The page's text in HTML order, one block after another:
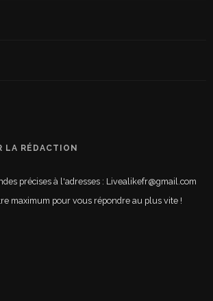
LA RÉDACTION
précises à l'adresses : Livealikefr@gmail.com
maximum pour vous répondre au plus vite !